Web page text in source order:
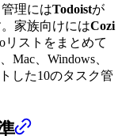
理にはTodoistが
家族向けにはCozi
リストをまとめて
Mac、Windows、
した10のタスク管